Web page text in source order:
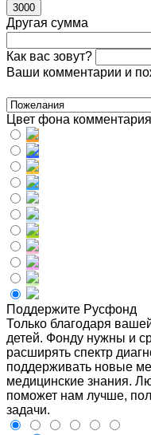
3000
Другая сумма
Как вас зовут?
Ваши комментарии и
Цвет фона комментария
Поддержите Русфонд
Только благодаря
детей. Фонду нужны и
расширять спектр
поддерживать новые
медицинские знания.
поможет нам лучше,
задачи.